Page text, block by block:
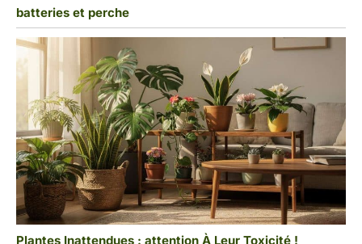
batteries et perche
Plantes Inattendues : attention À Leur Toxicité !